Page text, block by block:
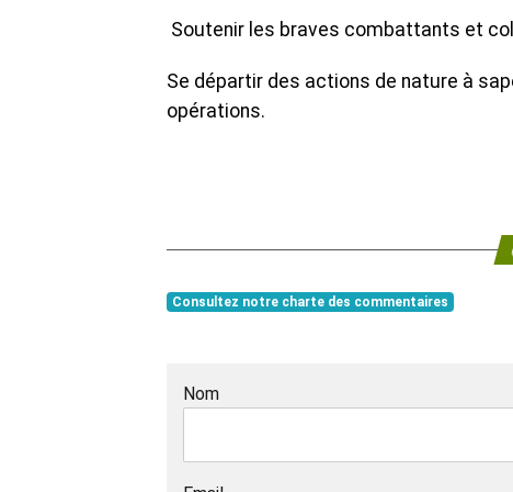
Soutenir les braves combattants et
Se départir des actions de nature à
opérations.
Consultez notre charte des commentaires
Nom